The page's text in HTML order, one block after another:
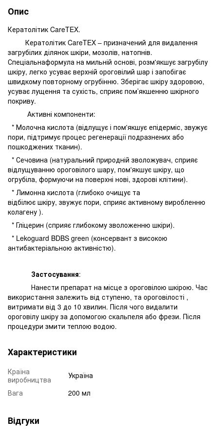
Опис
Кератолітик CareTEX.
Кератолітик CareTEX – призначений для видалення
загрубілих ділянок шкіри, мозолів, натопнів.
Спеціальнаформула на мильній основі, розм'якшує загрубілу
шкіру, легко усуває верхній ороговілий шар і запобігає
швидкому повторному огрубінню. Зберігає шкіру здоровою,
усуває лущення та сухість, сприяє пом’якшенню шкірного
покриву.
Активні компоненти:
* Молочна кислота (відлущує і пом'якшує епідерміс, звужує
пори, підтримує процес регенерації подразнених або
пошкоджених тканин).
* Сечовина (натуральний природній зволожувач, сприяє
відлущуванню ороговілого шару, пом'якшує шкіру, що
огрубіла, формуючи на поверхні нові, здорові клітини).
* Лимонна кислота (глибоко очищує та
відбілює шкіру, звужує пори, сприяє активному виробленню
колагену ).
* Гліцерин (сприяє глибокому зволоженню шкіри).
* Lekoguard BDBS green (консервант з високою
антибактеріальною активністю).
Застосування:
Нанести препарат на місце з ороговілою шкірою. Час
використання залежить від ступеню, та ороговілості ,
витримати від 3 до 10 хвилин. Після чого видалити
ороговілу шкіру за допомогою скальпеля або фрези. Після
процедури змити теплою водою.
Характеристики
Країна
виробництва
Україна
Вага
200 мл
Відгуки